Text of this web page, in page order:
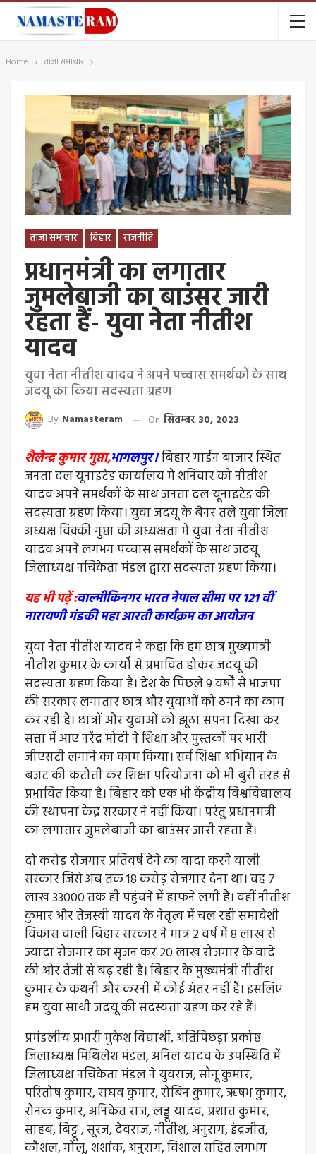
Home ताजा समाचार
ताजा समाचार बिहार राजनीति
प्रधानमंत्री का लगातार
जुमलेबाजी का बाउंसर जारी
रहता हैं- युवा नेता नीतीश
यादव
युवा नेता नीतीश यादव ने अपने पच्चास समर्थकों के साथ
जदयू का किया सदस्यता ग्रहण
By Namasteram On सितम्बर 30, 2023
शैलेन्द्र कुमार गुप्ता,भागलपुर।बिहार गार्डन बाजार स्थित
जनता दल यूनाइटेड कार्यालय में शनिवार को नीतीश
यादव अपने समर्थकों के साथ जनता दल यूनाइटेड की
सदस्यता ग्रहण किया। युवा जदयू के बैनर तले युवा जिला
अध्यक्ष विक्की गुप्ता की अध्यक्षता में युवा नेता नीतीश
यादव अपने लगभग पच्चास समर्थकों के साथ जदयू
जिलाध्यक्ष नचिकेता मंडल द्वारा सदस्यता ग्रहण किया।
यह भी पढ़ें :वाल्मीकिनगर भारत नेपाल सीमा पर 121 वीं
नारायणी गंडकी महा आरती कार्यक्रम का आयोजन
युवा नेता नीतीश यादव ने कहा कि हम छात्र मुख्यमंत्री
नीतीश कुमार के कार्यों से प्रभावित होकर जदयू की
सदस्यता ग्रहण किया है। देश के पिछले 9 वर्षों से भाजपा
की सरकार लगातार छात्र और युवाओं को ठगने का काम
कर रही है। छात्रों और युवाओं को झूठा सपना दिखा कर
सत्ता में आए नरेंद्र मोदी ने शिक्षा और पुस्तकों पर भारी
जीएसटी लगाने का काम किया। सर्व शिक्षा अभियान के
बजट की कटौती कर शिक्षा परियोजना को भी बुरी तरह से
प्रभावित किया है। बिहार को एक भी केंद्रीय विश्वविद्यालय
की स्थापना केंद्र सरकार ने नहीं किया। परंतु प्रधानमंत्री
का लगातार जुमलेबाजी का बाउंसर जारी रहता हैं।
दो करोड़ रोजगार प्रतिवर्ष देने का वादा करने वाली
सरकार जिसे अब तक 18 करोड़ रोजगार देना था। वह 7
लाख 33000 तक ही पहुंचने में हाफने लगी है। वहीं नीतीश
कुमार और तेजस्वी यादव के नेतृत्व में चल रही समावेशी
विकास वाली बिहार सरकार ने मात्र 2 वर्ष में 8 लाख से
ज्यादा रोजगार का सृजन कर 20 लाख रोजगार के वादे
की ओर तेजी से बढ़ रही है। बिहार के मुख्यमंत्री नीतीश
कुमार के कथनी और करनी में कोई अंतर नहीं है। इसलिए
हम युवा साथी जदयू की सदस्यता ग्रहण कर रहे हैं।
प्रमंडलीय प्रभारी मुकेश विद्यार्थी, अतिपिछड़ा प्रकोष्ठ
जिलाध्यक्ष मिथिलेश मंडल, अनिल यादव के उपस्थिति में
जिलाध्यक्ष नचिकेता मंडल ने युवराज, सोनू कुमार,
परितोष कुमार, राघव कुमार, रोबिन कुमार, ऋषभ कुमार,
रौनक कुमार, अनिकेत राज, लड्डू यादव, प्रशांत कुमार,
साहब, बिट्टू , सूरज, देवराज, नीतीश, अनुराग, इंद्रजीत,
कौशल, गोलू, शशांक, अनुराग, विशाल सहित लगभग